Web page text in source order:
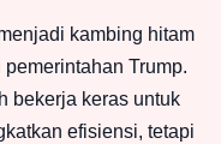
kambing hitam
Trump.
bekerja keras untuk
efisiensi, tetapi